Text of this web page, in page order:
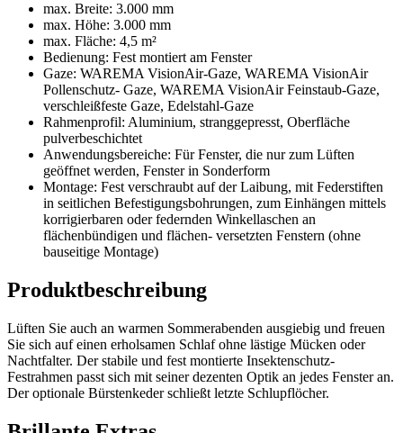
max. Breite: 3.000 mm
max. Höhe: 3.000 mm
max. Fläche: 4,5 m²
Bedienung: Fest montiert am Fenster
Gaze: WAREMA VisionAir-Gaze, WAREMA VisionAir
Pollenschutz- Gaze, WAREMA VisionAir Feinstaub-Gaze,
verschleißfeste Gaze, Edelstahl-Gaze
Rahmenprofil: Aluminium, stranggepresst, Oberfläche
pulverbeschichtet
Anwendungsbereiche: Für Fenster, die nur zum Lüften
geöffnet werden, Fenster in Sonderform
Montage: Fest verschraubt auf der Laibung, mit Federstiften
in seitlichen Befestigungsbohrungen, zum Einhängen mittels
korrigierbaren oder federnden Winkellaschen an
flächenbündigen und flächen- versetzten Fenstern (ohne
bauseitige Montage)
Produktbeschreibung
Lüften Sie auch an warmen Sommerabenden ausgiebig und freuen
Sie sich auf einen erholsamen Schlaf ohne lästige Mücken oder
Nachtfalter. Der stabile und fest montierte Insektenschutz-
Festrahmen passt sich mit seiner dezenten Optik an jedes Fenster an.
Der optionale Bürstenkeder schließt letzte Schlupflöcher.